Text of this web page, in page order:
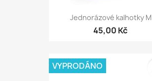
Jednorázové kalhotky M
45,00 Kč
VYPRODÁNO